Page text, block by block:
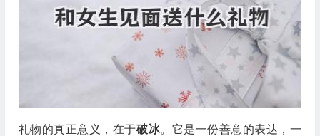
礼物的真正意义，在于破冰。它是一份善意的表达，一